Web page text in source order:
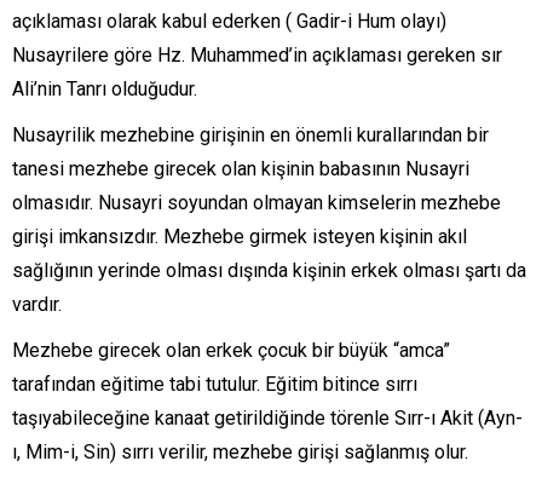
açıklaması olarak kabul ederken ( Gadir-i Hum olayı)
Nusayrilere göre Hz. Muhammed’in açıklaması gereken sır
Ali’nin Tanrı olduğudur.
Nusayrilik mezhebine girişinin en önemli kurallarından bir
tanesi mezhebe girecek olan kişinin babasının Nusayri
olmasıdır. Nusayri soyundan olmayan kimselerin mezhebe
girişi imkansızdır. Mezhebe girmek isteyen kişinin akıl
sağlığının yerinde olması dışında kişinin erkek olması şartı da
vardır.
Mezhebe girecek olan erkek çocuk bir büyük “amca”
tarafından eğitime tabi tutulur. Eğitim bitince sırrı
taşıyabileceğine kanaat getirildiğinde törenle Sırr-ı Akit (Ayn-
ı, Mim-i, Sin) sırrı verilir, mezhebe girişi sağlanmış olur.